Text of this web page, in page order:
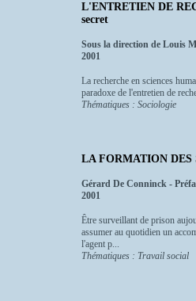
L'ENTRETIEN DE
secret
Sous la direction de Louis
2001
La recherche en sciences
paradoxe de l'entretien de
Thématiques : Sociologie
LA FORMATION DES
Gérard De Conninck -
2001
Être surveillant de prison
assumer au quotidien un
l'agent p...
Thématiques : Travail social